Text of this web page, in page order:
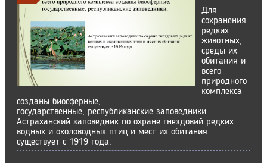
Для
сохранения
редких
животных,
среды их
обитания и
всего
природного
комплекса
созданы биосферные,
государственные, республиканские заповедники.
Астраханский заповедник по охране гнездовий редких
водных и околоводных птиц и мест их обитания
существует с 1919 года.